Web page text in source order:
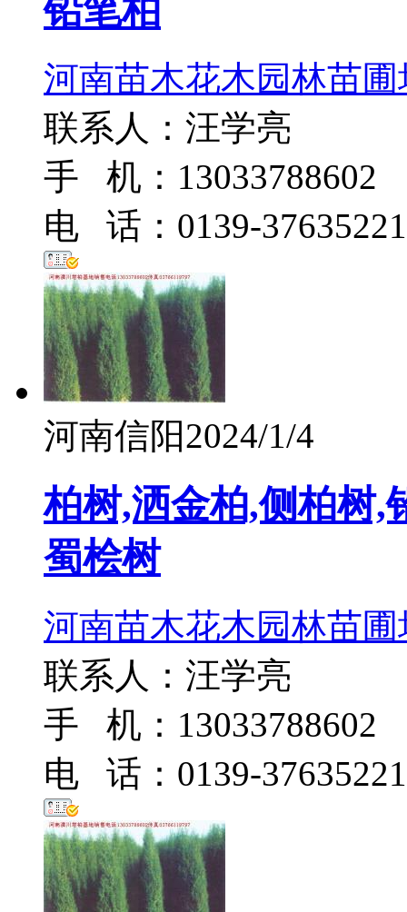
铅笔柏
河南苗木花木园林苗圃
联系人：汪学亮
手 机：13033788602
电 话：0139-37635221
河南信阳2024/1/4
柏树,洒金柏,侧柏树,
蜀桧树
河南苗木花木园林苗圃
联系人：汪学亮
手 机：13033788602
电 话：0139-37635221